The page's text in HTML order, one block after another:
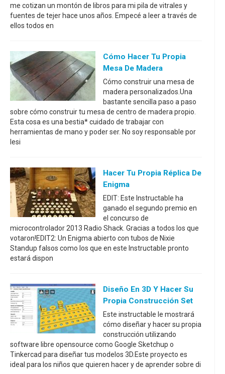
me cotizan un montón de libros para mi pila de vitrales y
fuentes de tejer hace unos años. Empecé a leer a través de
ellos todos en
Cómo Hacer Tu Propia
Mesa De Madera
Cómo construir una mesa de
madera personalizados.Una
bastante sencilla paso a paso
sobre cómo construir tu mesa de centro de madera propio.
Esta cosa es una bestia* cuidado de trabajar con
herramientas de mano y poder ser. No soy responsable por
lesi
Hacer Tu Propia Réplica De
Enigma
EDIT: Este Instructable ha
ganado el segundo premio en
el concurso de
microcontrolador 2013 Radio Shack. Gracias a todos los que
votaron!EDIT2: Un Enigma abierto con tubos de Nixie
Standup falsos como los que en este Instructable pronto
estará dispon
Diseño En 3D Y Hacer Su
Propia Construcción Set
Este instructable le mostrará
cómo diseñar y hacer su propia
construcción utilizando
software libre opensource como Google Sketchup o
Tinkercad para diseñar tus modelos 3D.Este proyecto es
ideal para los niños que quieren hacer y de aprender sobre di